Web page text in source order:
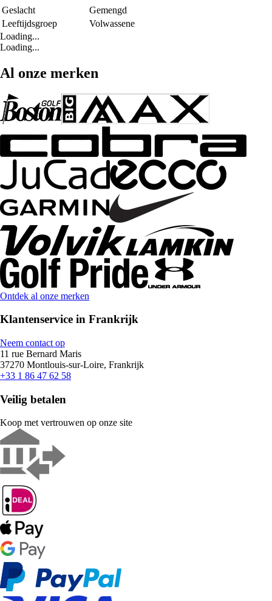
Geslacht
Gemengd
Leeftijdsgroep
Volwassene
Loading...
Loading...
Al onze merken
Ontdek al onze merken
Klantenservice in Frankrijk
Neem contact op
11 rue Bernard Maris
37270 Montlouis-sur-Loire, Frankrijk
+33 1 86 47 62 58
Veilig betalen
Koop met vertrouwen op onze site